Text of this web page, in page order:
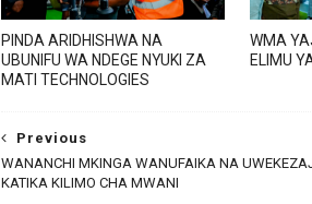
PINDA ARIDHISHWA NA
UBUNIFU WA NDEGE NYUKI ZA
MATI TECHNOLOGIES
WMA
ELIMU
Previous
WANANCHI MKINGA WANUFAIKA NA
KATIKA KILIMO CHA MWANI